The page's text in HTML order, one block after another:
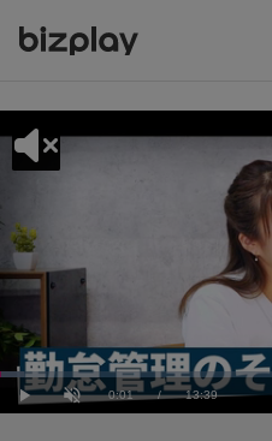
Play UnmuteCurrent
0:01 / Duration
13:39
Loaded:
4.40%